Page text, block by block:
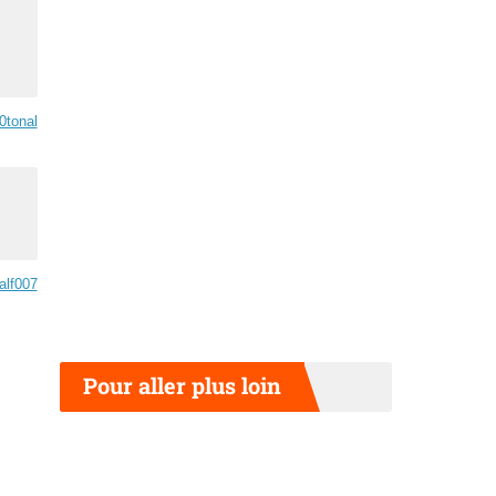
Pour aller plus loin